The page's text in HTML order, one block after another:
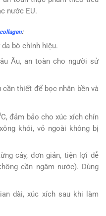
nước EU.
:
bò chính hiệu.
Âu, an toàn cho người sử
thiết để bọc nhân bền và
C, đảm bảo cho xúc xích chín
khói, vỏ ngoài không bị
cây, đơn giản, tiện lợi dễ
cần ngâm nước). Dùng
dài, xúc xích sau khi làm